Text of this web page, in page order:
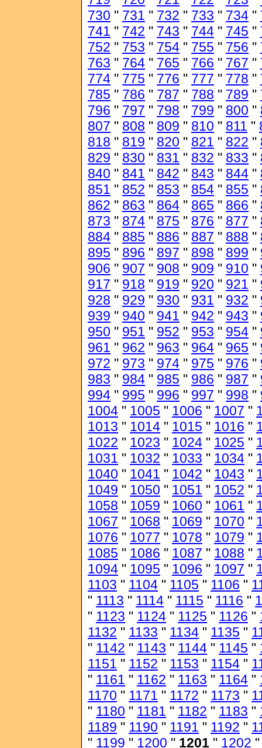
730 " 731 " 732 " 733 " 734 "
741 " 742 " 743 " 744 " 745 "
752 " 753 " 754 " 755 " 756 "
763 " 764 " 765 " 766 " 767 "
774 " 775 " 776 " 777 " 778 "
785 " 786 " 787 " 788 " 789 "
796 " 797 " 798 " 799 " 800 "
807 " 808 " 809 " 810 " 811 "
818 " 819 " 820 " 821 " 822 "
829 " 830 " 831 " 832 " 833 "
840 " 841 " 842 " 843 " 844 "
851 " 852 " 853 " 854 " 855 "
862 " 863 " 864 " 865 " 866 "
873 " 874 " 875 " 876 " 877 "
884 " 885 " 886 " 887 " 888 "
895 " 896 " 897 " 898 " 899 "
906 " 907 " 908 " 909 " 910 "
917 " 918 " 919 " 920 " 921 "
928 " 929 " 930 " 931 " 932 "
939 " 940 " 941 " 942 " 943 "
950 " 951 " 952 " 953 " 954 "
961 " 962 " 963 " 964 " 965 "
972 " 973 " 974 " 975 " 976 "
983 " 984 " 985 " 986 " 987 "
994 " 995 " 996 " 997 " 998 "
1004 " 1005 " 1006 " 1007 "
1013 " 1014 " 1015 " 1016 "
1022 " 1023 " 1024 " 1025 "
1031 " 1032 " 1033 " 1034 "
1040 " 1041 " 1042 " 1043 "
1049 " 1050 " 1051 " 1052 "
1058 " 1059 " 1060 " 1061 "
1067 " 1068 " 1069 " 1070 "
1076 " 1077 " 1078 " 1079 "
1085 " 1086 " 1087 " 1088 "
1094 " 1095 " 1096 " 1097 "
1103 " 1104 " 1105 " 1106 "
" 1113 " 1114 " 1115 " 1116 "
" 1123 " 1124 " 1125 " 1126 "
1132 " 1133 " 1134 " 1135 "
" 1142 " 1143 " 1144 " 1145 "
1151 " 1152 " 1153 " 1154 "
" 1161 " 1162 " 1163 " 1164 "
1170 " 1171 " 1172 " 1173 "
" 1180 " 1181 " 1182 " 1183 "
1189 " 1190 " 1191 " 1192 "
" 1199 " 1200 " 1201 " 1202